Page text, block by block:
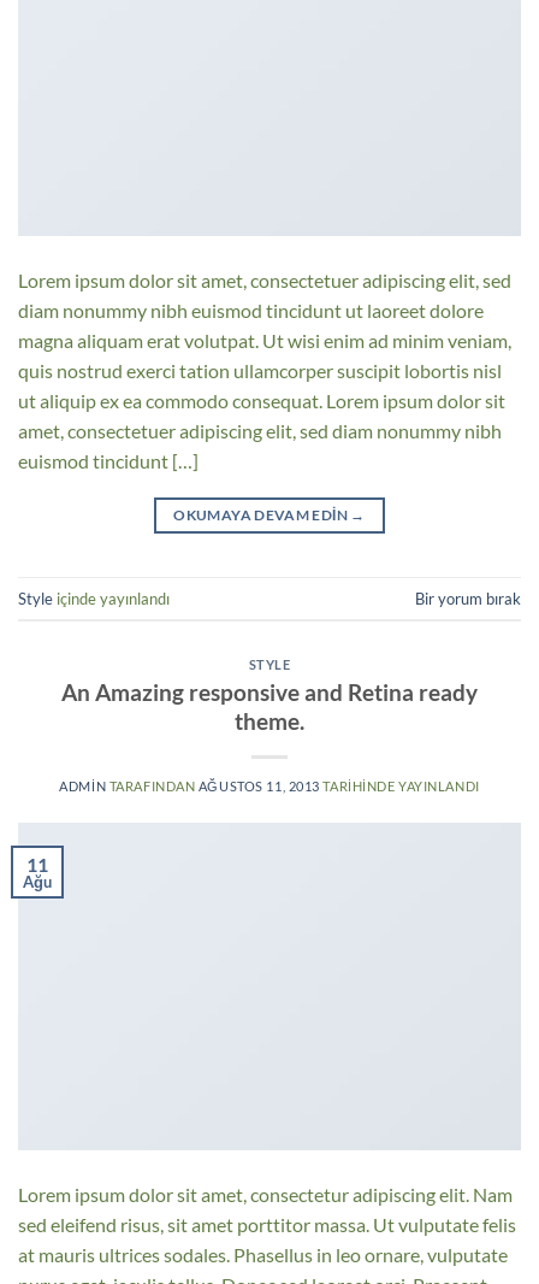
Lorem ipsum dolor sit amet, consectetuer adipiscing elit, sed
diam nonummy nibh euismod tincidunt ut laoreet dolore
magna aliquam erat volutpat. Ut wisi enim ad minim veniam,
quis nostrud exerci tation ullamcorper suscipit lobortis nisl
ut aliquip ex ea commodo consequat. Lorem ipsum dolor sit
amet, consectetuer adipiscing elit, sed diam nonummy nibh
euismod tincidunt […]
OKUMAYA DEVAM EDIN →
Style içinde yayınlandı Bir yorum bırak
STYLE
An Amazing responsive and Retina ready
theme.
ADMIN TARAFINDAN AĞUSTOS 11, 2013 TARIHINDE YAYINLANDI
11
Ağu
Lorem ipsum dolor sit amet, consectetur adipiscing elit. Nam
sed eleifend risus, sit amet porttitor massa. Ut vulputate felis
at mauris ultrices sodales. Phasellus in leo ornare, vulputate